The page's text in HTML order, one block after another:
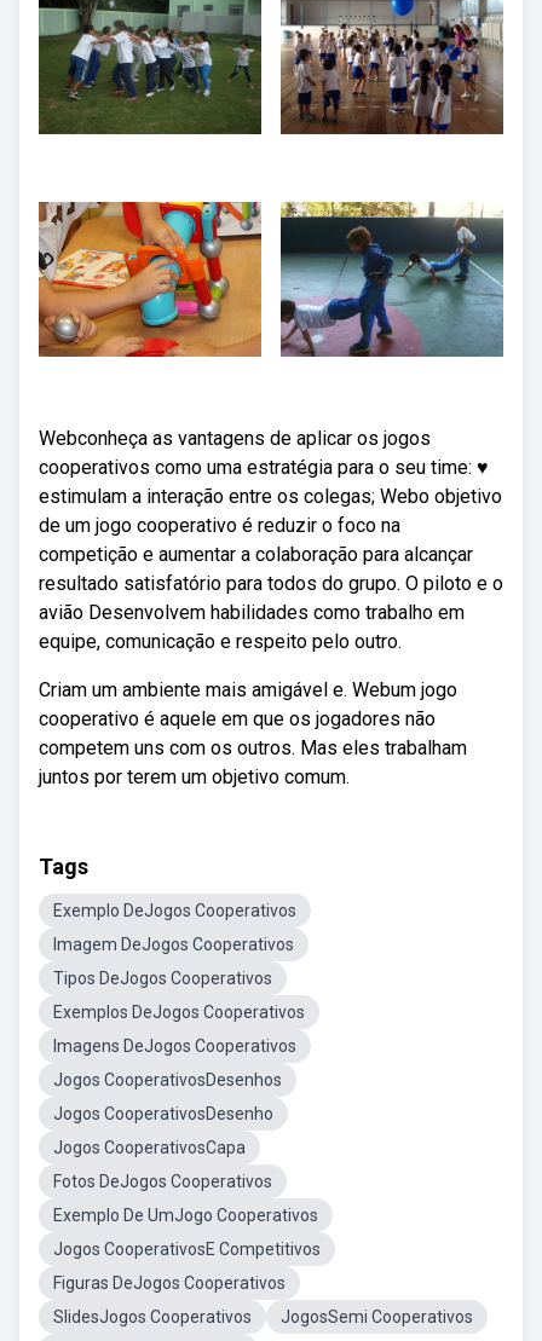
Webconheça as vantagens de aplicar os jogos
cooperativos como uma estratégia para o seu time: ♥
estimulam a interação entre os colegas; Webo objetivo
de um jogo cooperativo é reduzir o foco na
competição e aumentar a colaboração para alcançar
resultado satisfatório para todos do grupo. O piloto e o
avião Desenvolvem habilidades como trabalho em
equipe, comunicação e respeito pelo outro.
Criam um ambiente mais amigável e. Webum jogo
cooperativo é aquele em que os jogadores não
competem uns com os outros. Mas eles trabalham
juntos por terem um objetivo comum.
Tags
Exemplo DeJogos Cooperativos
Imagem DeJogos Cooperativos
Tipos DeJogos Cooperativos
Exemplos DeJogos Cooperativos
Imagens DeJogos Cooperativos
Jogos CooperativosDesenhos
Jogos CooperativosDesenho
Jogos CooperativosCapa
Fotos DeJogos Cooperativos
Exemplo De UmJogo Cooperativos
Jogos CooperativosE Competitivos
Figuras DeJogos Cooperativos
SlidesJogos Cooperativos
JogosSemi Cooperativos